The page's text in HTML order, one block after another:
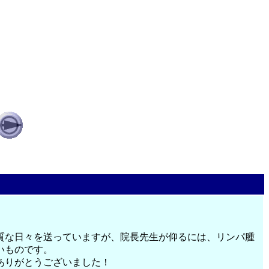
日々を送っていますが、院長先生が仰るには、リンパ腫
のです。
がとうございました！